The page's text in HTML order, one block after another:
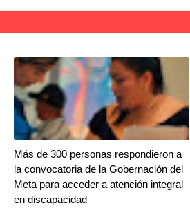
Más de 300 personas respondieron a
la convocatoria de la Gobernación del
Meta para acceder a atención integral
en discapacidad